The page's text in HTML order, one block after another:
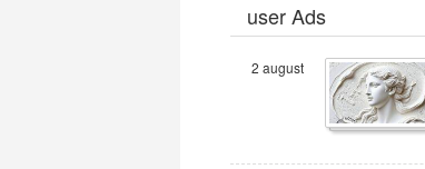
user Ads
2 august